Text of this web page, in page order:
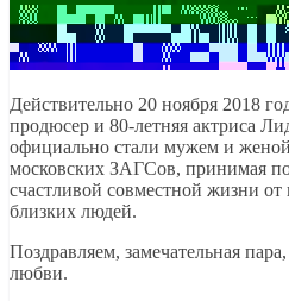
Действительно 20 ноября 2018
продюсер и 80-летняя актриса
официально стали мужем и
московских ЗАГСов, принимая
счастливой совместной жизни от
близких людей.
Поздравляем, замечательная
любви.